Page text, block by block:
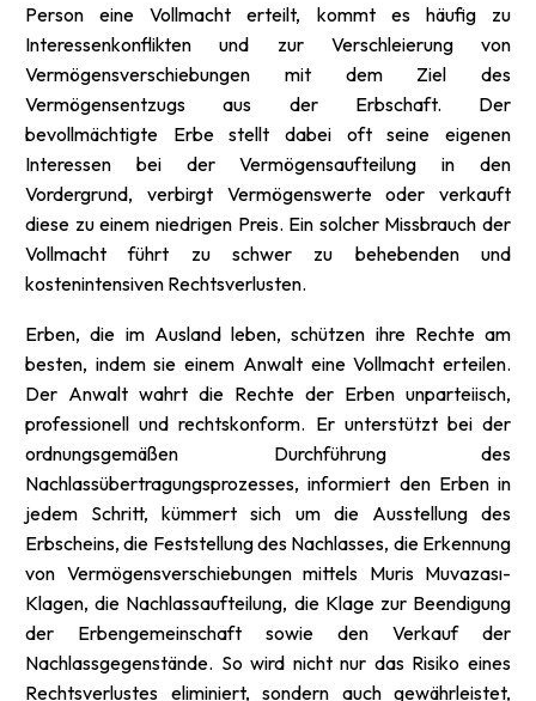
Person eine Vollmacht erteilt, kommt es häufig zu
Interessenkonflikten und zur Verschleierung von
Vermögensverschiebungen mit dem Ziel des
Vermögensentzugs aus der Erbschaft. Der
bevollmächtigte Erbe stellt dabei oft seine eigenen
Interessen bei der Vermögensaufteilung in den
Vordergrund, verbirgt Vermögenswerte oder verkauft
diese zu einem niedrigen Preis. Ein solcher Missbrauch der
Vollmacht führt zu schwer zu behebenden und
kostenintensiven Rechtsverlusten.
Erben, die im Ausland leben, schützen ihre Rechte am
besten, indem sie einem Anwalt eine Vollmacht erteilen.
Der Anwalt wahrt die Rechte der Erben unparteiisch,
professionell und rechtskonform. Er unterstützt bei der
ordnungsgemäßen Durchführung des
Nachlassübertragungsprozesses, informiert den Erben in
jedem Schritt, kümmert sich um die Ausstellung des
Erbscheins, die Feststellung des Nachlasses, die Erkennung
von Vermögensverschiebungen mittels Muris Muvazası-
Klagen, die Nachlassaufteilung, die Klage zur Beendigung
der Erbengemeinschaft sowie den Verkauf der
Nachlassgegenstände. So wird nicht nur das Risiko eines
Rechtsverlustes eliminiert, sondern auch gewährleistet,